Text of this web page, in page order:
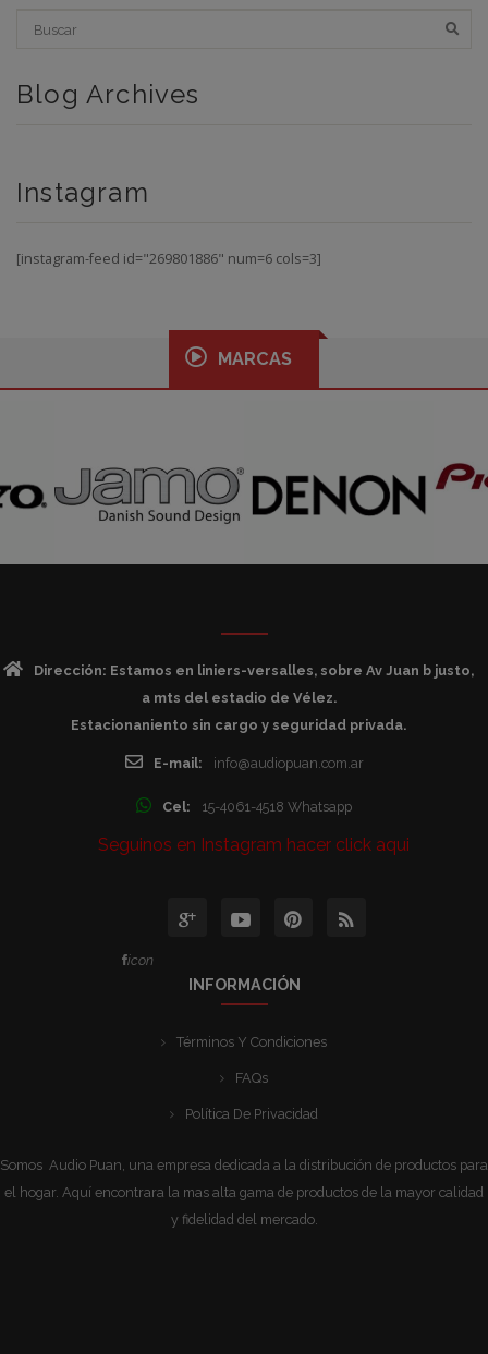
Blog Archives
Instagram
[instagram-feed id="269801886" num=6 cols=3]
MARCAS
Dirección: Estamos en liniers-versalles, sobre Av Juan b justo,
a mts del estadio de Vélez.
Estacionaniento sin cargo y seguridad privada.
E-mail: info@audiopuan.com.ar
Cel: 15-4061-4518 Whatsapp
Seguinos en Instagram hacer click aqui
icon
INFORMACIÓN
Términos Y Condiciones
FAQs
Política De Privacidad
Somos Audio Puan, una empresa dedicada a la distribución de productos para
el hogar. Aquí encontrara la mas alta gama de productos de la mayor calidad
y fidelidad del mercado.